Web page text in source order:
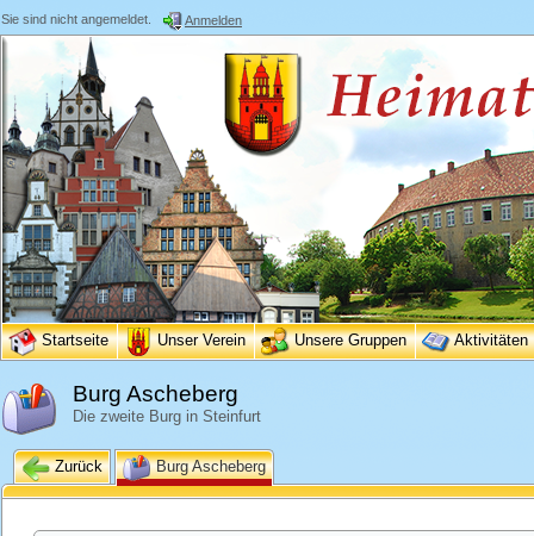
Sie sind nicht angemeldet. Anmelden
Startseite Unser Verein Unsere Gruppen Aktivitäten
Burg Ascheberg
Die zweite Burg in Steinfurt
Zurück Burg Ascheberg